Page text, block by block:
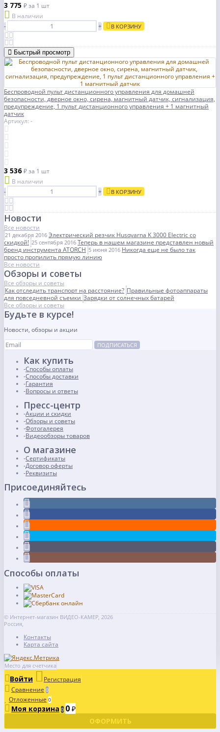
3 775 ₽за 1 шт
В наличии
-
+ В КОРЗИНУ
Быстрый просмотр
Беспроводной пульт дистанционного управления для домашней
безопасности, дверное окно, сирена, магнитный датчик, сигнализация,
предупреждение, 1 пульт дистанционного управления + 1 магнитный
датчик
Артикул: -
3 536₽за 1 шт
В наличии
-
+ В КОРЗИНУ
Новости
Все новости
21 декабря 2016 Электрический резчик Husqvarna K 3000 Electric со
скидкой! 25 сентября 2016 Теперь в нашем магазине представлен новый
бренд инструмента ATORCH 5 июня 2016 Никогда еще не было так
просто пропилить прямую линию
Все новости
Обзоры и советы
Все обзоры и советы
Как отследить транспорт на расстояние? Правильные фотоаппараты
для повседневной съемки Зарядки от солнечных батарей
Все обзоры и советы
Будьте в курсе!
Новости, обзоры и акции
ПОДПИСАТЬСЯ
Как купить
Способы оплаты
Способы доставки
Гарантия
Вопросы и ответы
Пресс-центр
Акции и скидки
Обзоры и советы
Фотогалерея
Видеообзоры товаров
О магазине
Сертификаты
Договор оферты
Реквизиты
Присоединяйтесь
Способы оплаты
© Интернет-магазин ВИДЕО-КАМЕР, 2026
Россия,
Контакты
Карта сайта
Место для счетчика
Войти
Регистрация
Сравнение 0
Отложенные 0
Моя корзина 0 0 ₽
ОФОРМИТЬ